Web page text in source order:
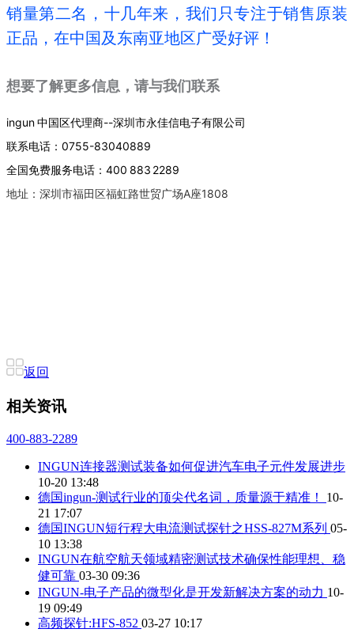
销量第二名，十几年来，我们只专注于销售原装
正品，在中国及东南亚地区广受好评！
想要了解更多信息，请与我们联系
ingun 中国区代理商--深圳市永佳信电子有限公司
联系电话：0755-83040889
全国免费服务电话：400 883 2289
地址：深圳市福田区福虹路世贸广场A座1808
返回
相关资讯
400-883-2289
INGUN连接器测试装备如何促进汽车电子元件发展进步
10-20 13:48
德国ingun-测试行业的顶尖代名词，质量源于精准！ 10-
21 17:07
德国INGUN短行程大电流测试探针之HSS-827M系列 05-
10 13:38
INGUN在航空航天领域精密测试技术确保性能理想、稳
健可靠 03-30 09:36
INGUN-电子产品的微型化是开发新解决方案的动力 10-
19 09:49
高频探针:HFS-852 03-27 10:17